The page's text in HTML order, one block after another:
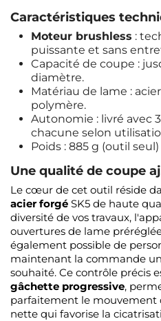
Caractéristiques
Moteur brushless :
puissante et sans
Capacité de coupe :
diamètre.
Matériau de lame :
polymère.
Autonomie : livré avec
chacune selon
Poids : 885 g (outil
Une qualité de coupe
Le cœur de cet outil réside
acier forgé SK5 de haute
diversité de vos travaux,
ouvertures de lame
également possible de
maintenant la commande
souhaité. Ce contrôle précis
gâchette progressive,
parfaitement le mouvement
nette qui favorise la